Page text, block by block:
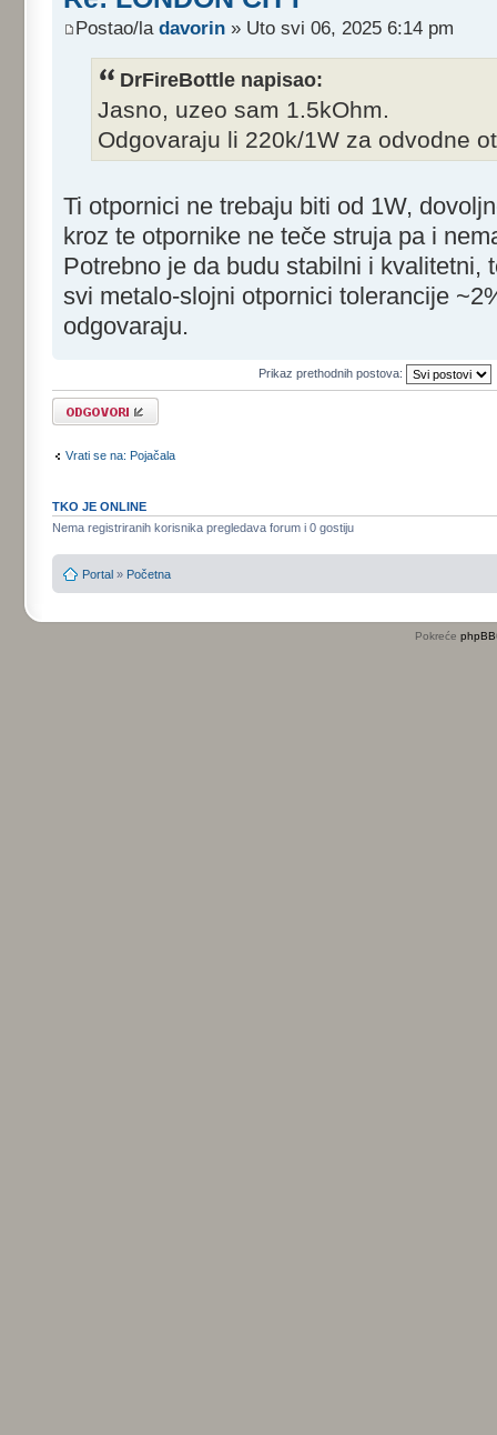
Postao/la davorin » Uto svi 06, 2025 6:14 pm
DrFireBottle napisao:
Jasno, uzeo sam 1.5kOhm.
Odgovaraju li 220k/1W za odvodne
Ti otpornici ne trebaju biti od 1W,
kroz te otpornike ne teče struja pa i
Potrebno je da budu stabilni i kvalitetni,
svi metalo-slojni otpornici tolerancije
odgovaraju.
Prikaz prethodnih postova:
Odgovori
Vrati se na: Pojačala
TKO JE ONLINE
Nema registriranih korisnika pregledava forum i 0 gostiju
Portal » Početna
Pokreće phpBB